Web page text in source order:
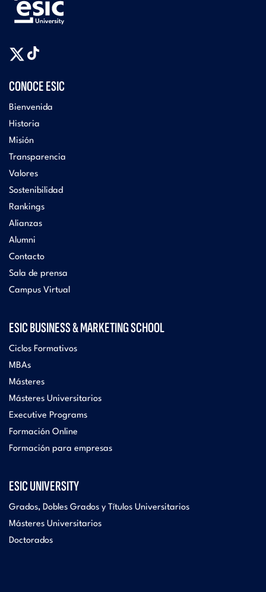
CONOCE ESIC
Bienvenida
Historia
Misión
Transparencia
Valores
Sostenibilidad
Rankings
Alianzas
Alumni
Contacto
Sala de prensa
Campus Virtual
ESIC BUSINESS & MARKETING SCHOOL
Ciclos Formativos
MBAs
Másteres
Másteres Universitarios
Executive Programs
Formación Online
Formación para empresas
ESIC UNIVERSITY
Grados, Dobles Grados y Títulos Universitarios
Másteres Universitarios
Doctorados